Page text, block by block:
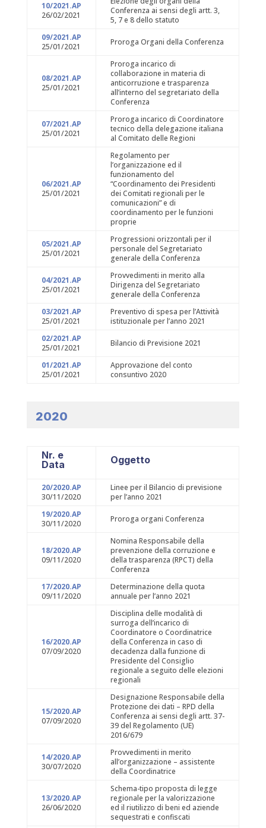
10/2021.AP
26/02/2021
Conferenza ai sensi degli artt. 3,
5, 7 e 8 dello statuto
09/2021.AP
25/01/2021
Proroga Organi della Conferenza
08/2021.AP
25/01/2021
Proroga incarico di
collaborazione in materia di
anticorruzione e trasparenza
all’interno del segretariato della
Conferenza
07/2021.AP
25/01/2021
Proroga incarico di Coordinatore
tecnico della delegazione italiana
al Comitato delle Regioni
06/2021.AP
25/01/2021
Regolamento per
l’organizzazione ed il
funzionamento del
“Coordinamento dei Presidenti
dei Comitati regionali per le
comunicazioni” e di
coordinamento per le funzioni
proprie
05/2021.AP
25/01/2021
Progressioni orizzontali per il
personale del Segretariato
generale della Conferenza
04/2021.AP
25/01/2021
Provvedimenti in merito alla
Dirigenza del Segretariato
generale della Conferenza
03/2021.AP
25/01/2021
Preventivo di spesa per l’Attività
istituzionale per l’anno 2021
02/2021.AP
25/01/2021
Bilancio di Previsione 2021
01/2021.AP
25/01/2021
Approvazione del conto
consuntivo 2020
2020
Nr. e
Data
Oggetto
20/2020.AP
30/11/2020
Linee per il Bilancio di previsione
per l’anno 2021
19/2020.AP
30/11/2020
Proroga organi Conferenza
18/2020.AP
09/11/2020
Nomina Responsabile della
prevenzione della corruzione e
della trasparenza (RPCT) della
Conferenza
17/2020.AP
09/11/2020
Determinazione della quota
annuale per l’anno 2021
16/2020.AP
07/09/2020
Disciplina delle modalità di
surroga dell’incarico di
Coordinatore o Coordinatrice
della Conferenza in caso di
decadenza dalla funzione di
Presidente del Consiglio
regionale a seguito delle elezioni
regionali
15/2020.AP
07/09/2020
Designazione Responsabile della
Protezione dei dati – RPD della
Conferenza ai sensi degli artt. 37-
39 del Regolamento (UE)
2016/679
14/2020.AP
30/07/2020
Provvedimenti in merito
all’organizzazione – assistente
della Coordinatrice
13/2020.AP
26/06/2020
Schema-tipo proposta di legge
regionale per la valorizzazione
ed il riutilizzo di beni ed aziende
sequestrati e confiscati